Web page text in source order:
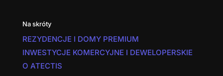
Na skróty
REZYDENCJE I DOMY PREMIUM
INWESTYCJE KOMERCYJNE I DEWELOPERSKIE
O ATECTIS